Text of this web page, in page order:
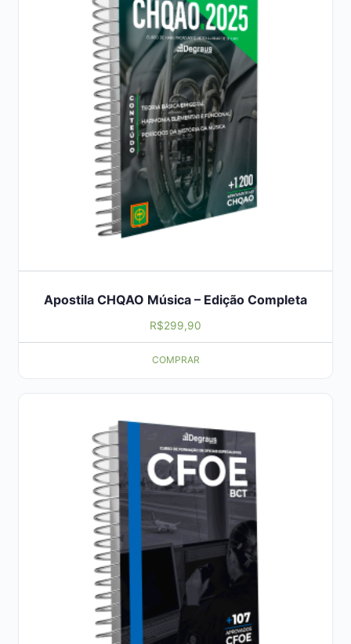
Apostila CHQAO Música – Edição Completa
R$299,90
COMPRAR